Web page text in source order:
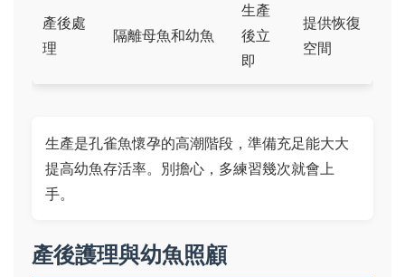
產後處
理
隔離母魚和幼魚
生產
後立
即
提供恢復
空間
生產是孔雀魚懷孕的高潮階段，準備充足能大大
提高幼魚存活率。別擔心，多練習幾次就會上
手。
產後護理與幼魚照顧